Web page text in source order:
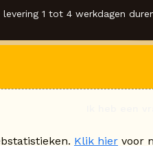
1 tot 4 werkdagen
Klik hier voor